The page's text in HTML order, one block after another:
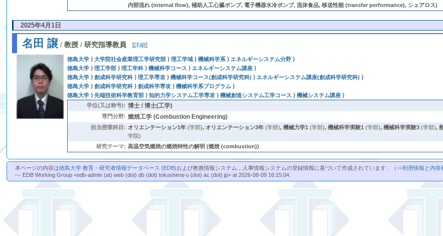
内部流れ (internal flow), 補助人工心臓ポンプ, 電子機器水冷ポンプ, 流体食品, 移送性能 (transfer performance), シェアロス)
2025年4月1日
名田 譲 /教授 /研究指導教員 [詳細]
徳島大学 ⟩大学院社会産業理工学研究部 ⟩理工学域 ⟩機械科学系 ⟩ エネルギーシステム分野 ⟩
徳島大学 ⟩理工学部 ⟩理工学科 ⟩機械科学コース ⟩ エネルギーシステム講座 ⟩
徳島大学 ⟩創成科学研究科 ⟩理工学専攻 ⟩機械科学コース(創成科学研究科) ⟩ エネルギーシステム講座(創成科学研究科) ⟩
徳島大学 ⟩創成科学研究科 ⟩創成科学専攻 ⟩機械科学系プログラム ⟩
徳島大学 ⟩先端技術科学教育部 ⟩知的力学システム工学専攻 ⟩機械創造システム工学コース ⟩機械システム講座 ⟩
学位(又は称号): 博士 / 博士(工学)
専門分野: 燃焼工学 (Combustion Engineering)
担当授業科目: オリエンテーション1年 (学部), オリエンテーション3年 (学部),機械力学1 (学部),機械科学実験1 (学部),機械科学実験3 (学部),
学院)
研究テーマ: 高温空気燃焼の燃焼特性の解明 (燃焼 (combustion))
本ページの内容は徳島大学 教育・研究者情報データベース (EDB)および教務情報システム，人事情報システムの登録情報に基づいて作成されています．（⇒利用情報と内容
--- EDB Working Group <edb-admin (at) web (dot) db (dot) tokushima-u (dot) ac (dot) jp> at 2026-08-09 16:15:04.